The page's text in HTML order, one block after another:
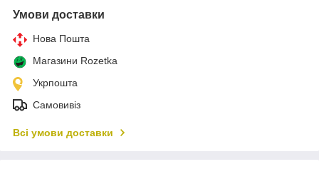
Умови доставки
Нова Пошта
Магазини Rozetka
Укрпошта
Самовивіз
Всі умови доставки